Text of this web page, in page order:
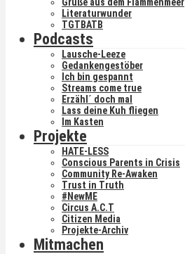
Literaturwunder
TGTBATB
Podcasts
Lausche-Leeze
Gedankengestöber
Ich bin gespannt
Streams come true
Erzähl´ doch mal
Lass deine Kuh fliegen
Im Kasten
Projekte
HATE-LESS
Conscious Parents in Crisis
Community Re-Awaken
Trust in Truth
#NewME
Circus A.C.T
Citizen Media
Projekte-Archiv
Mitmachen